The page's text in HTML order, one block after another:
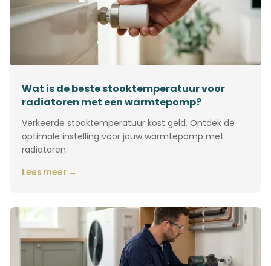
Wat is de beste stooktemperatuur voor
radiatoren met een warmtepomp?
Verkeerde stooktemperatuur kost geld. Ontdek de
optimale instelling voor jouw warmtepomp met
radiatoren.
Lees meer →